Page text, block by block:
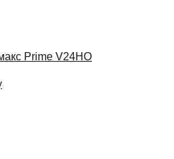
Prime V24HO